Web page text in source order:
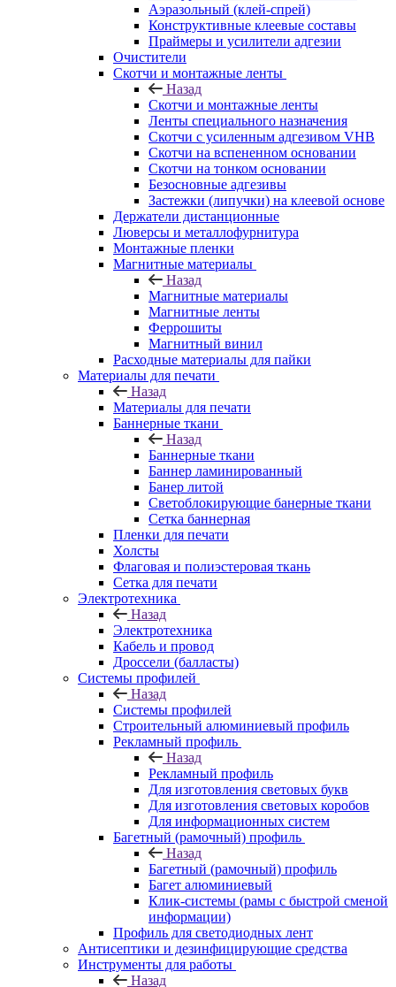
Аэразольный (клей-спрей)
Конструктивные клеевые составы
Праймеры и усилители адгезии
Очистители
Скотчи и монтажные ленты
Назад
Скотчи и монтажные ленты
Ленты специального назначения
Скотчи с усиленным адгезивом VHB
Скотчи на вспененном основании
Скотчи на тонком основании
Безосновные адгезивы
Застежки (липучки) на клеевой основе
Держатели дистанционные
Люверсы и металлофурнитура
Монтажные пленки
Магнитные материалы
Назад
Магнитные материалы
Магнитные ленты
Феррошиты
Магнитный винил
Расходные материалы для пайки
Материалы для печати
Назад
Материалы для печати
Баннерные ткани
Назад
Баннерные ткани
Баннер ламинированный
Банер литой
Светоблокирующие банерные ткани
Сетка баннерная
Пленки для печати
Холсты
Флаговая и полиэстеровая ткань
Сетка для печати
Электротехника
Назад
Электротехника
Кабель и провод
Дроссели (балласты)
Системы профилей
Назад
Системы профилей
Строительный алюминиевый профиль
Рекламный профиль
Назад
Рекламный профиль
Для изготовления световых букв
Для изготовления световых коробов
Для информационных систем
Багетный (рамочный) профиль
Назад
Багетный (рамочный) профиль
Багет алюминиевый
Клик-системы (рамы с быстрой сменой
информации)
Профиль для светодиодных лент
Антисептики и дезинфицирующие средства
Инструменты для работы
Назад